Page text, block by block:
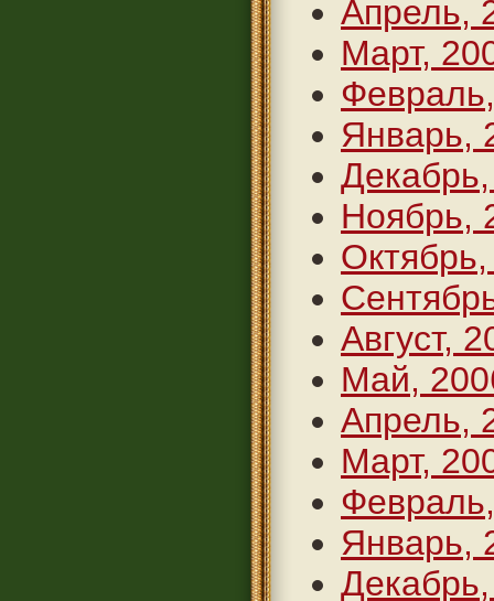
Апрель,
Март,
Январь,
Ноябрь,
Август,
Май,
Апрель,
Март,
Январь,